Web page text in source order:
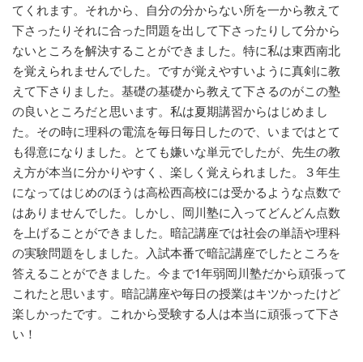
てくれます。それから、自分の分からない所を一から教えて
下さったりそれに合った問題を出して下さったりして分から
ないところを解決することができました。特に私は東西南北
を覚えられませんでした。ですが覚えやすいように真剣に教
えて下さりました。基礎の基礎から教えて下さるのがこの塾
の良いところだと思います。私は夏期講習からはじめまし
た。その時に理科の電流を毎日毎日したので、いまではとて
も得意になりました。とても嫌いな単元でしたが、先生の教
え方が本当に分かりやすく、楽しく覚えられました。３年生
になってはじめのほうは高松西高校には受かるような点数で
はありませんでした。しかし、岡川塾に入ってどんどん点数
を上げることができました。暗記講座では社会の単語や理科
の実験問題をしました。入試本番で暗記講座でしたところを
答えることができました。今まで1年弱岡川塾だから頑張って
これたと思います。暗記講座や毎日の授業はキツかったけど
楽しかったです。これから受験する人は本当に頑張って下さ
い！